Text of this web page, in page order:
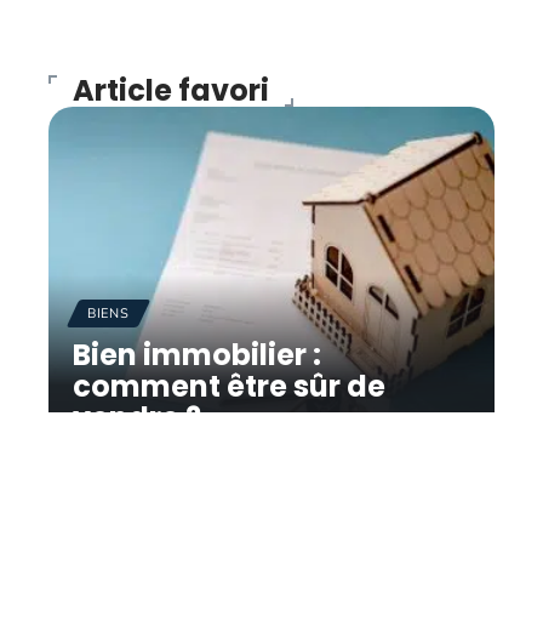
Article favori
BIENS
Bien immobilier :
comment être sûr de
vendre ?